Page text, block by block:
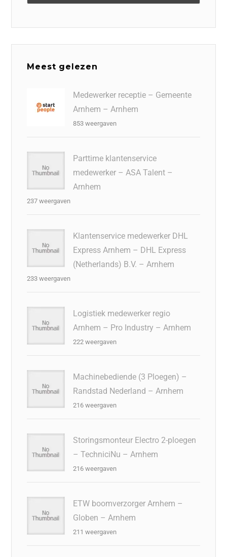
Meest gelezen
Medewerker receptie – Gemeente
Arnhem – Arnhem
853 weergaven
Parttime klantenservice
medewerker – ASA Talent –
Arnhem
237 weergaven
Klantenservice medewerker DHL
Express Arnhem – DHL Express
(Netherlands) B.V. – Arnhem
233 weergaven
Logistiek medewerker regio
Arnhem – Pro Industry – Arnhem
222 weergaven
Machinebediende (3 Ploegen) –
Randstad Nederland – Arnhem
216 weergaven
Storingsmonteur Electro 2-ploegen
– TechniciNu – Arnhem
216 weergaven
ETW boomverzorger Arnhem –
Globen – Arnhem
211 weergaven